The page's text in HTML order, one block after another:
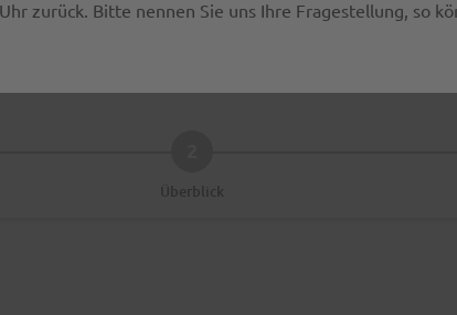
zurück. Bitte nennen Sie uns Ihre Fragestellung, so